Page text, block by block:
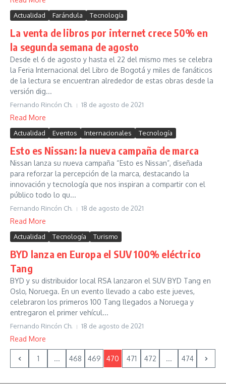
Actualidad Farándula Tecnología
La venta de libros por internet crece 50% en
la segunda semana de agosto
Desde el 6 de agosto y hasta el 22 del mismo mes se celebra
la Feria Internacional del Libro de Bogotá y miles de fanáticos
de la lectura se encuentran alrededor de estas obras desde la
versión dig...
Fernando Rincón Ch. 18 de agosto de 2021
Read More
Actualidad Eventos Internacionales Tecnología
Esto es Nissan: la nueva campaña de marca
Nissan lanza su nueva campaña “Esto es Nissan”, diseñada
para reforzar la percepción de la marca, destacando la
innovación y tecnología que nos inspiran a compartir con el
público todo lo qu...
Fernando Rincón Ch. 18 de agosto de 2021
Read More
Actualidad Tecnología Turismo
BYD lanza en Europa el SUV 100% eléctrico
Tang
BYD y su distribuidor local RSA lanzaron el SUV BYD Tang en
Oslo, Noruega. En un evento llevado a cabo este jueves,
celebraron los primeros 100 Tang llegados a Noruega y
entregaron el primer vehícul...
Fernando Rincón Ch. 18 de agosto de 2021
Read More
1 ... 468 469 470 471 472 ... 474